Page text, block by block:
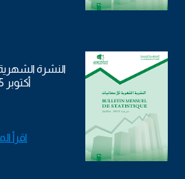
النشرة
أكتوبر 2025
اقرأ